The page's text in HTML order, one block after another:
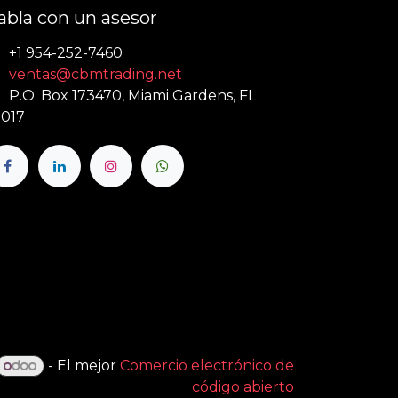
con un asesor
+1 954-252-7460
ventas@cbmtrading.net
P.O. Box 173470, Miami Gardens, FL
- El mejor Comercio electrónico de
código abierto